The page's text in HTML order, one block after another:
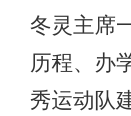
冬灵主席
历程、办
秀运动队